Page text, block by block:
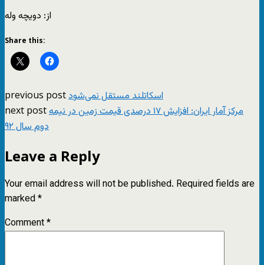
از: دویچه وله
Share this:
previous postاسکاتلند مستقل نمی‌شود
next postمرکز آمار ايران: افزايش ۱۷ درصدی قيمت زمين در نيمه
دوم سال ۹۲
Leave a Reply
Your email address will not be published. Required fields are
marked*
Comment*